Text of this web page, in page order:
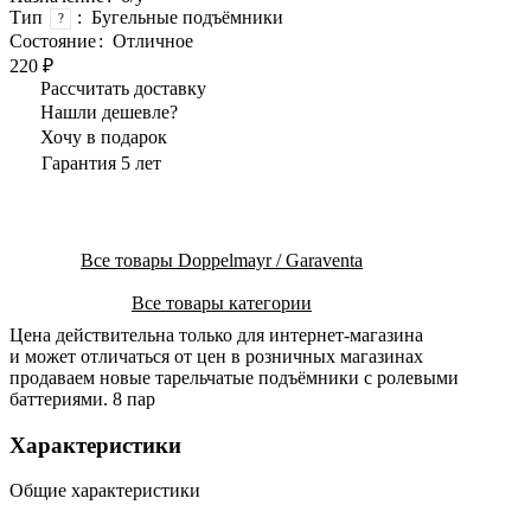
Тип
? : Бугельные подъёмники
Состояние: Отличное
220 ₽
Рассчитать доставку
Нашли дешевле?
Хочу в подарок
Гарантия 5 лет
Все товары Doppelmayr / Garaventa
Все товары категории
Цена действительна только для интернет-магазина
и может отличаться от цен в розничных магазинах
продаваем новые тарельчатые подъёмники с ролевыми
баттериями. 8 пар
Характеристики
Общие характеристики